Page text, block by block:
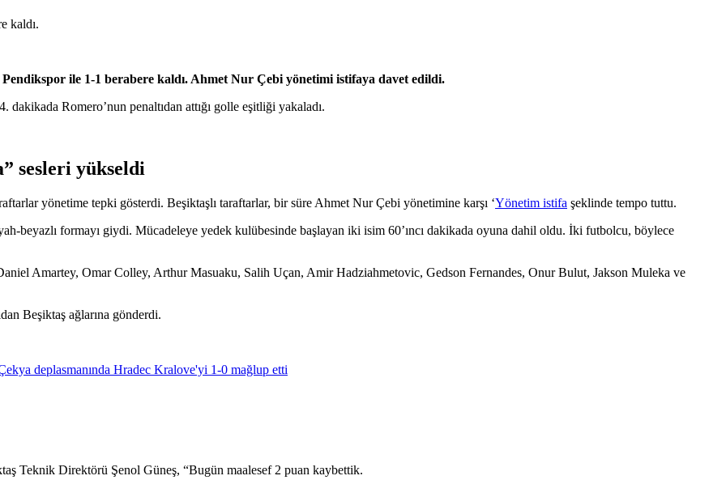
ile 1-1 berabere kaldı. Ahmet Nur Çebi yönetimi istifaya davet edildi.
Romero’nun penaltıdan attığı golle eşitliği yakaladı.
sesleri yükseldi
yönetime tepki gösterdi. Beşiktaşlı taraftarlar, bir süre Ahmet Nur Çebi yönetimine karşı ‘Yönetim istifa şeklinde tempo tuttu.
beyazlı formayı giydi. Mücadeleye yedek kulübesinde başlayan iki isim 60’ıncı dakikada oyuna dahil oldu. İki futbolcu, böylece
Amartey, Omar Colley, Arthur Masuaku, Salih Uçan, Amir Hadziahmetovic, Gedson Fernandes, Onur Bulut, Jakson Muleka ve
Beşiktaş ağlarına gönderdi.
Teknik Direktörü Şenol Güneş, “Bugün maalesef 2 puan kaybettik.